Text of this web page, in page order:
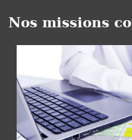
Nos missions